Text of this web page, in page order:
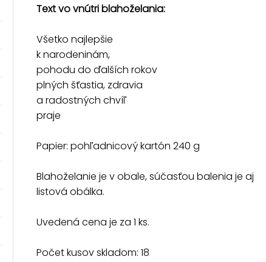
Text vo vnútri blahoželania:
Všetko najlepšie
k narodeninám,
pohodu do ďalších rokov
plných šťastia, zdravia
a radostných chvíľ
praje
Papier: pohľadnicový kartón 240 g
Blahoželanie je v obale, súčasťou balenia je aj
listová obálka.
Uvedená cena je za 1 ks.
Počet kusov skladom: 18